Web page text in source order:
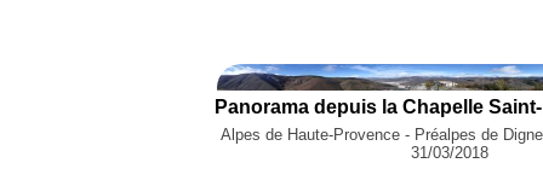
Alpes de Haute-Provence - Préalpes de
31/03/2018